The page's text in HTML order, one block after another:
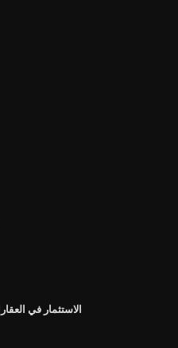
الاستثمار في